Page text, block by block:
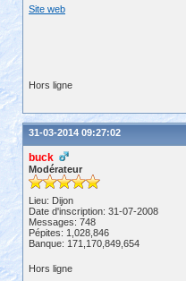
Site web
Hors ligne
31-03-2014 09:27:02
buck
Modérateur
Lieu: Dijon
Date d'inscription: 31-07-2008
Messages: 748
Pépites: 1,028,846
Banque: 171,170,849,654
Hors ligne